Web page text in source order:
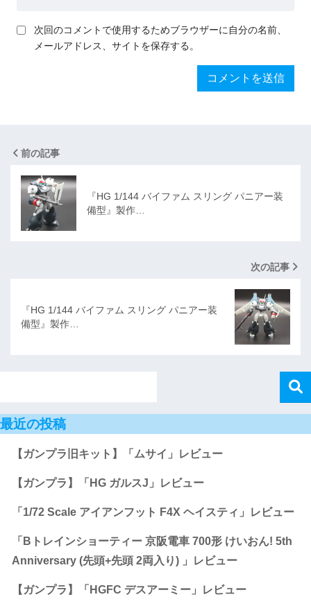
次回のコメントで使用するためブラウザーに自分の名前、
メールアドレス、サイトを保存する。
前の記事
『HG 1/144 バイファム スリング パニアー装
備型』製作…
次の記事
『HG 1/144 バイファム スリング パニアー装
備型』製作…
最近の投稿
【ガンプラ旧キット】「ムサイ」レビュー
【ガンプラ】「HG ガルスJ」レビュー
「1/72 Scale アイアンフット F4X ヘイスティ」レビュー
「Bトレインショーティー 京阪電車 700形 けいおん! 5th
Anniversary (先頭+先頭 2両入り) 」レビュー
【ガンプラ】「HGFC デスアーミー」レビュー